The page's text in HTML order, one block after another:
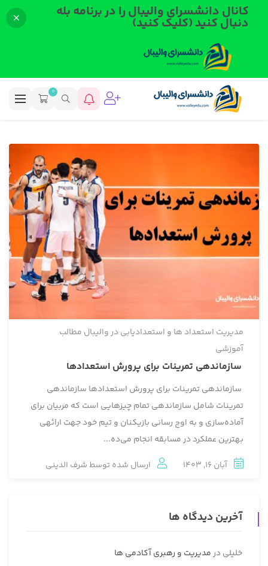
کانال دانشسرای والیبال را در برنامه بله
دنبال کنید (کلیک کنید)
0
مدیریت استعداد ها و استعدادیابی در والیبال مطالب
آموزشی
سازماندهی تمرینات برای پرورش استعدادها
سازماندهی تمرینات برای پرورش استعدادها سازماندهی
تمرینات شامل سازماندهی تمام چیزهایی است که مربیان برای
آماده‌سازی و به اوج رسانی بازیکنان و تیم خود جهت ارائه‏ی
بهترین عملکرد در مسابقه انجام می‌ده...
آبان 16, 1403
ارسال شده توسط شرف الدینی
آخرین دیدگاه ها
خلیلیدرمدیریت و رهبری آکادمی ها